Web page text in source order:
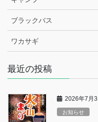
ブラックバス
ワカサギ
最近の投稿
2026年7月3
お知らせ